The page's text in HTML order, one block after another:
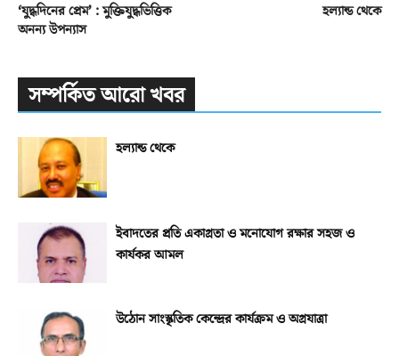
‘যুদ্ধদিনের প্রেম’ : মুক্তিযুদ্ধভিত্তিক
অনন্য উপন্যাস
হল্যান্ড থেকে
সম্পর্কিত আরো খবর
হল্যান্ড থেকে
ইবাদতের প্রতি একাগ্রতা ও মনোযোগ রক্ষার সহজ ও
কার্যকর আমল
উঠোন সাংস্কৃতিক কেন্দ্রের কার্যক্রম ও অগ্রযাত্রা